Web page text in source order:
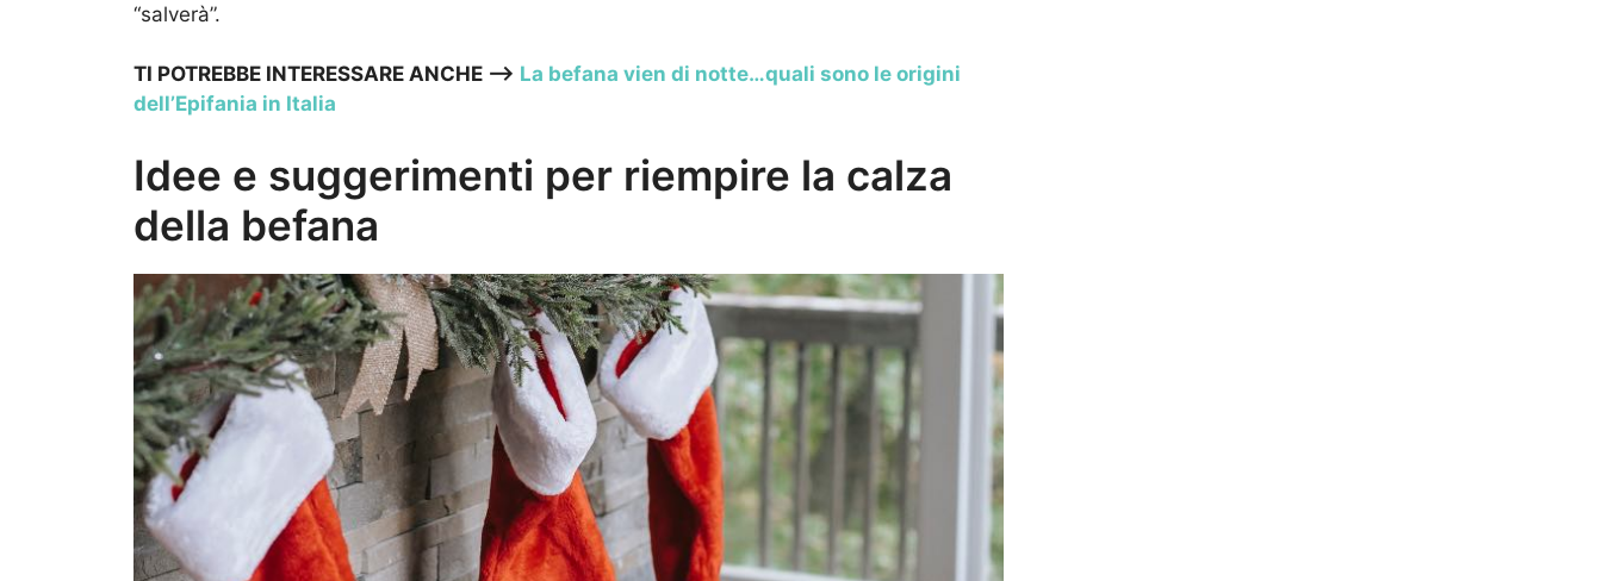
“salverà”.
TI POTREBBE INTERESSARE ANCHE –> La befana vien di notte…quali sono le origini
dell’Epifania in Italia
Idee e suggerimenti per riempire la calza
della befana